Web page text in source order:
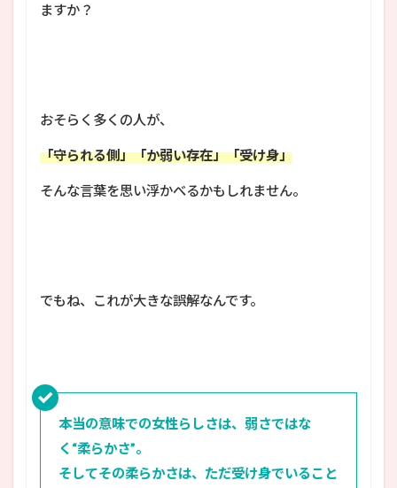
ますか？
おそらく多くの人が、
「守られる側」「か弱い存在」「受け身」
そんな言葉を思い浮かべるかもしれません。
でもね、これが大きな誤解なんです。
本当の意味での女性らしさは、弱さではな
く“柔らかさ”。
そしてその柔らかさは、ただ受け身でいること